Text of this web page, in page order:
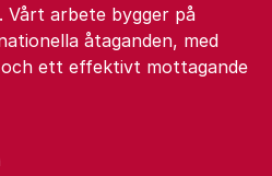
Vårt arbete bygger på
åtaganden, med
ett effektivt mottagande